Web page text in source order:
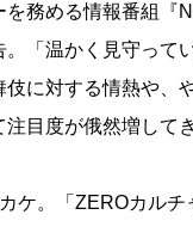
務める情報番組『
「温かく見守って
に対する情熱や、
目度が俄然増してき
。「ZEROカルチ